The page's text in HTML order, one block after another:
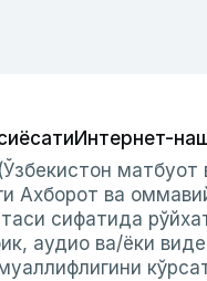
Интернет-
Ахборот ва
сифатида
аудио ва/ёки